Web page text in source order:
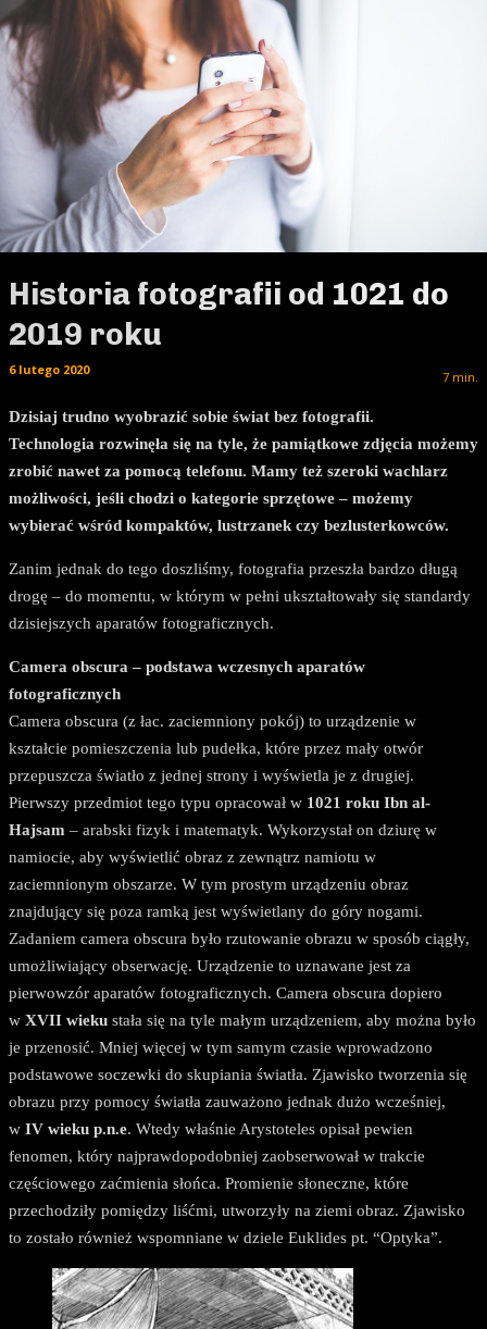
Historia fotografii od 1021 do
2019 roku
7 min.
6 lutego 2020
Dzisiaj trudno wyobrazić sobie świat bez fotografii.
Technologia rozwinęła się na tyle, że pamiątkowe zdjęcia możemy
zrobić nawet za pomocą telefonu. Mamy też szeroki wachlarz
możliwości, jeśli chodzi o kategorie sprzętowe – możemy
wybierać wśród kompaktów, lustrzanek czy bezlusterkowców.
Zanim jednak do tego doszliśmy, fotografia przeszła bardzo długą
drogę – do momentu, w którym w pełni ukształtowały się standardy
dzisiejszych aparatów fotograficznych.
Camera obscura – podstawa wczesnych aparatów
fotograficznych
Camera obscura (z łac. zaciemniony pokój) to urządzenie w
kształcie pomieszczenia lub pudełka, które przez mały otwór
przepuszcza światło z jednej strony i wyświetla je z drugiej.
Pierwszy przedmiot tego typu opracował w 1021 roku Ibn al-
Hajsam – arabski fizyk i matematyk. Wykorzystał on dziurę w
namiocie, aby wyświetlić obraz z zewnątrz namiotu w
zaciemnionym obszarze. W tym prostym urządzeniu obraz
znajdujący się poza ramką jest wyświetlany do góry nogami.
Zadaniem camera obscura było rzutowanie obrazu w sposób ciągły,
umożliwiający obserwację. Urządzenie to uznawane jest za
pierwowzór aparatów fotograficznych. Camera obscura dopiero
w XVII wieku stała się na tyle małym urządzeniem, aby można było
je przenosić. Mniej więcej w tym samym czasie wprowadzono
podstawowe soczewki do skupiania światła. Zjawisko tworzenia się
obrazu przy pomocy światła zauważono jednak dużo wcześniej,
w IV wieku p.n.e. Wtedy właśnie Arystoteles opisał pewien
fenomen, który najprawdopodobniej zaobserwował w trakcie
częściowego zaćmienia słońca. Promienie słoneczne, które
przechodziły pomiędzy liśćmi, utworzyły na ziemi obraz. Zjawisko
to zostało również wspomniane w dziele Euklides pt. “Optyka”.